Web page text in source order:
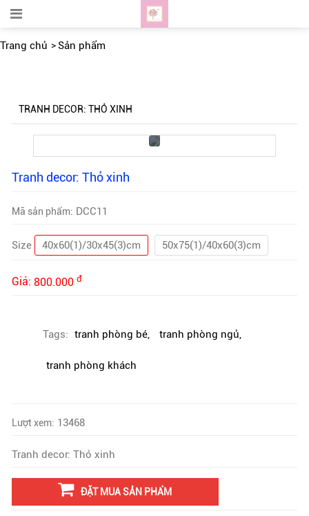
Trang chủ Sản phẩm
TRANH DECOR: THỎ XINH
Tranh decor: Thỏ xinh
Mã sản phẩm: DCC11
Size 40x60(1)/30x45(3)cm 50x75(1)/40x60(3)cm
Giá: 800.000 đ
Tags: tranh phòng bé, tranh phòng ngủ,
tranh phòng khách
Lượt xem: 13468
Tranh decor: Thỏ xinh
ĐẶT MUA SẢN PHẨM